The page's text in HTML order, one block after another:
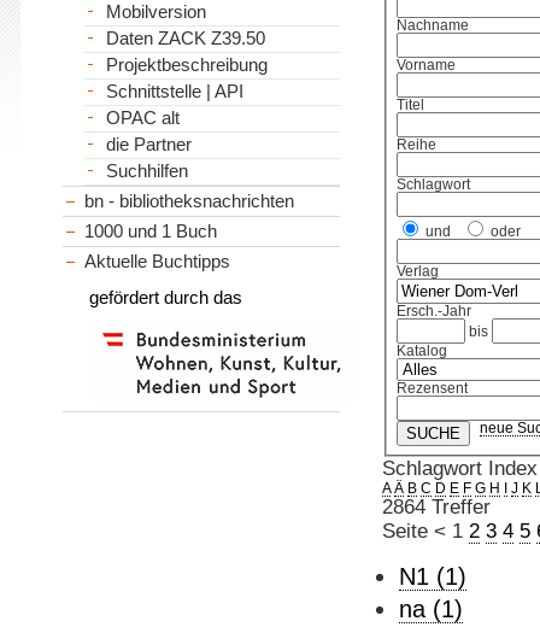
Nachname
Vorname
Titel
Reihe
Schlagwort
und oder
Verlag
Ersch.-Jahr
bis
Katalog
Rezensent
neue
Schlagwort Index
A Ä B C D E F G H J K
2864 Treffer
Seite < 1 2 3 4 5
N1 (1)
na (1)
Mobilversion
Daten ZACK Z39.50
Projektbeschreibung
Schnittstelle | API
OPAC alt
die Partner
Suchhilfen
bn - bibliotheksnachrichten
1000 und 1 Buch
Aktuelle Buchtipps
gefördert durch das